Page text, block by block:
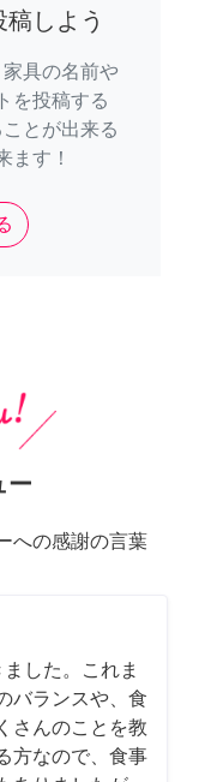
しよう
具の名前や
を投稿する
とが出来る
ます！
ー
への感謝の言葉
した。これま
バランスや、食
さんのことを教
方なので、食事